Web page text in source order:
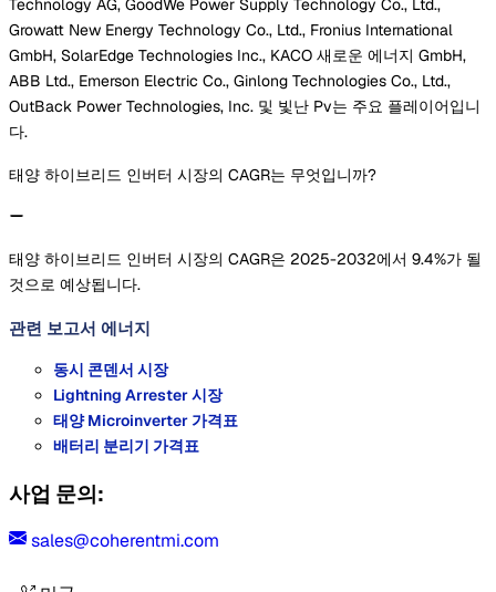
Technology AG, GoodWe Power Supply Technology Co., Ltd.,
Growatt New Energy Technology Co., Ltd., Fronius International
GmbH, SolarEdge Technologies Inc., KACO 새로운 에너지 GmbH,
ABB Ltd., Emerson Electric Co., Ginlong Technologies Co., Ltd.,
OutBack Power Technologies, Inc. 및 빛난 Pv는 주요 플레이어입니
다.
태양 하이브리드 인버터 시장의 CAGR는 무엇입니까?
태양 하이브리드 인버터 시장의 CAGR은 2025-2032에서 9.4%가 될
것으로 예상됩니다.
관련 보고서 에너지
동시 콘덴서 시장
Lightning Arrester 시장
태양 Microinverter 가격표
배터리 분리기 가격표
사업 문의:
sales@coherentmi.com